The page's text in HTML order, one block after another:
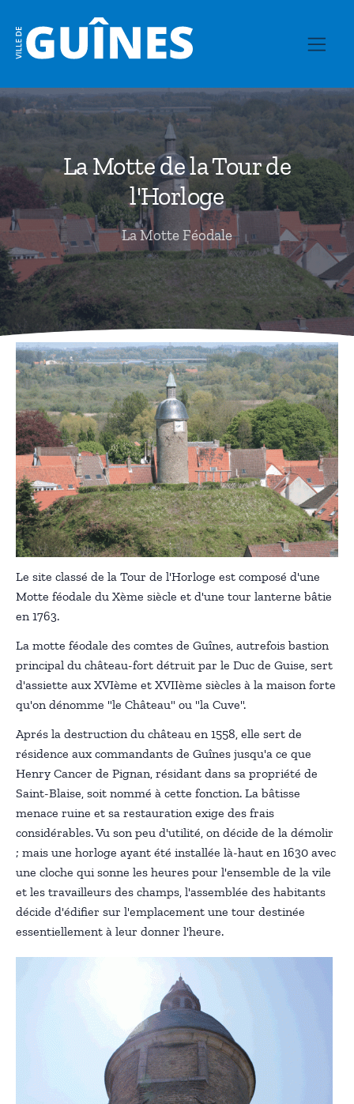
La Motte de la Tour de
l'Horloge
La Motte Féodale
Le site classé de la Tour de l'Horloge est composé d'une
Motte féodale du Xème siècle et d'une tour lanterne bâtie
en 1763.
La motte féodale des comtes de Guînes, autrefois bastion
principal du château-fort détruit par le Duc de Guise, sert
d'assiette aux XVIème et XVIIème siècles à la maison forte
qu'on dénomme "le Château" ou "la Cuve".
Aprés la destruction du château en 1558, elle sert de
résidence aux commandants de Guînes jusqu'a ce que
Henry Cancer de Pignan, résidant dans sa propriété de
Saint-Blaise, soit nommé à cette fonction. La bâtisse
menace ruine et sa restauration exige des frais
considérables. Vu son peu d'utilité, on décide de la démolir
; mais une horloge ayant été installée là-haut en 1630 avec
une cloche qui sonne les heures pour l'ensemble de la vile
et les travailleurs des champs, l'assemblée des habitants
décide d'édifier sur l'emplacement une tour destinée
essentiellement à leur donner l'heure.